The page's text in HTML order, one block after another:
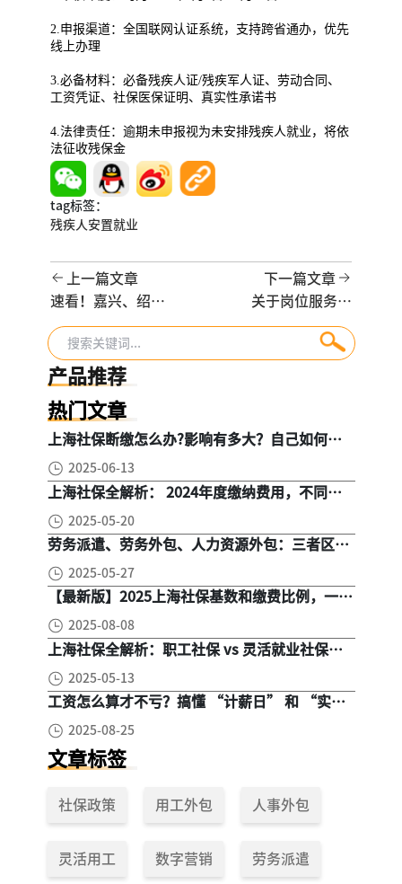
2.申报渠道：全国联网认证系统，支持跨省通办，优先
线上办理
3.必备材料：必备残疾人证/残疾军人证、劳动合同、
工资凭证、社保医保证明、真实性承诺书
4.法律责任：逾期未申报视为未安排残疾人就业，将依
法征收残保金
tag标签：
残疾人安置就业
上一篇文章
速看！嘉兴、绍
兴、湖州同步上调
最低工资，月标准
2430元
下一篇文章
关于岗位服务外
包，95%的都对它
有重大误解！
产品推荐
热门文章
上海社保断缴怎么办?影响有多大？自己如何续
2025-06-13
上海社保全解析： 2024年度缴纳费用，不同人
2025-05-20
劳务派遣、劳务外包、人力资源外包：三者区
2025-05-27
【最新版】2025上海社保基数和缴费比例，一文
2025-08-08
上海社保全解析：职工社保 vs 灵活就业社保，
2025-05-13
工资怎么算才不亏？搞懂 “计薪日” 和 “实际
2025-08-25
文章标签
社保政策 用工外包 人事外包
灵活用工 数字营销 劳务派遣